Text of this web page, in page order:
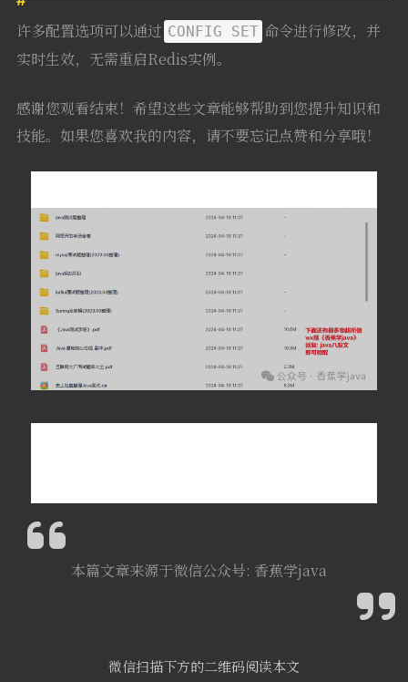
许多配置选项可以通过 CONFIG SET 命令进行修改，并
实时生效，无需重启Redis实例。
感谢您观看结束！希望这些文章能够帮助到您提升知识和
技能。如果您喜欢我的内容，请不要忘记点赞和分享哦！
本篇文章来源于微信公众号: 香蕉学java
微信扫描下方的二维码阅读本文